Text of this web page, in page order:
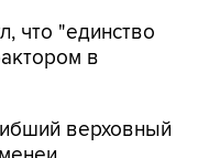
верховный